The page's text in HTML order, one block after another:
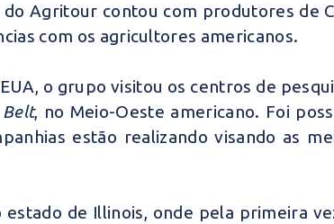
Agritour contou com produtores de
com os agricultores americanos.
o grupo visitou os centros de
Belt, no Meio-Oeste americano. Foi
estão realizando visando as
de Illinois, onde pela primeira